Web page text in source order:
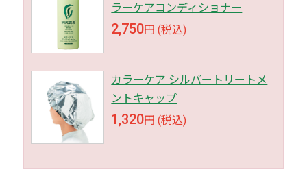
ラーケアコンディショナー
2,750円 (税込)
カラーケア シルバートリートメ
ントキャップ
1,320円 (税込)